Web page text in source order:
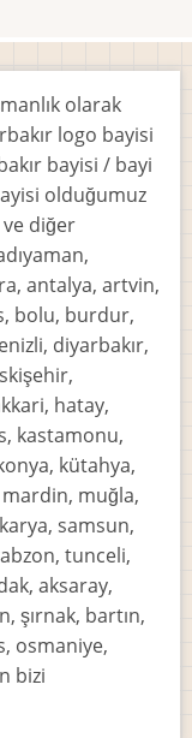
olarak
logo bayisi
bayisi / bayi
olduğumuz
diğer
antalya, artvin,
bolu, burdur,
diyarbakır,
hatay,
kastamonu,
kütahya,
muğla,
samsun,
tunceli,
aksaray,
şırnak, bartın,
osmaniye,
bizi